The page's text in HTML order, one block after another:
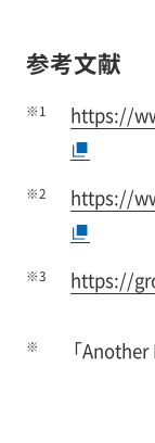
参考文献
※1 https://
※2 https://
※3 https://
※ 「